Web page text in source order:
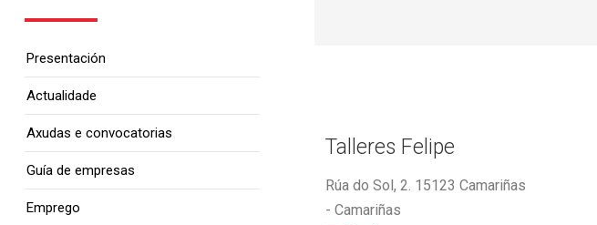
Talleres Felipe
Rúa do Sol, 2. 15123 Camariñas
- Camariñas
Presentación
Actualidade
Axudas e convocatorias
Guía de empresas
Emprego